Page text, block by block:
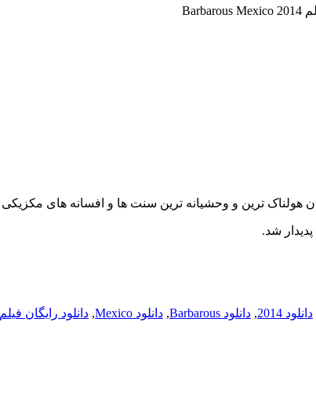
پدیدار شد.
دانلود 2014 , دانلود Barbarous , دانلود Mexico , دانلود رایگان فیلم